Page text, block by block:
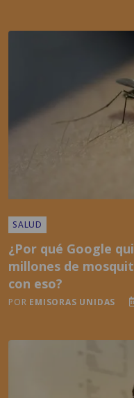
SALUD
¿Por qué Google
millones de
con eso?
POR EMISORAS UNIDAS